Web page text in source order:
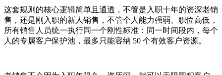
这套规则的核心逻辑简单且通透，不管是入职十年的资深老销
售，还是刚入职的新人销售，不管个人能力强弱、职位高低，
所有销售人员统一执行同一个刚性标准：同一时间段内，每个
人的专属客户保护池，最多只能容纳 50 个有效客户资源。